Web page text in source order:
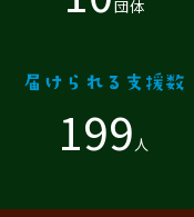
団体
199人